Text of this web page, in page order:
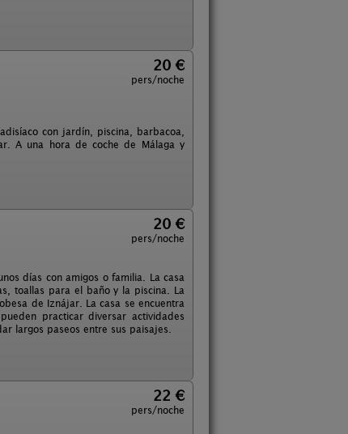
20 €
pers/noche
con jardín, piscina, barbacoa,
A una hora de coche de Málaga y
20 €
pers/noche
días con amigos o familia. La casa
toallas para el baño y la piscina. La
de Iznájar. La casa se encuentra
practicar diversar actividades
largos paseos entre sus paisajes.
22 €
pers/noche